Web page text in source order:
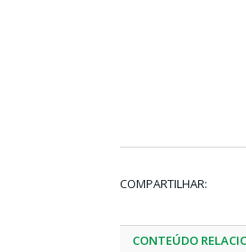
COMPARTILHAR:
CONTEÚDO